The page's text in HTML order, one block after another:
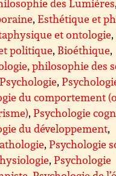
,Esthétique et
et ontologie,
politique, Bioéthique,
philosophie des
Psychologie,
du comportement
,Psychologie
du développement,
,Psychologie
,Psychologie